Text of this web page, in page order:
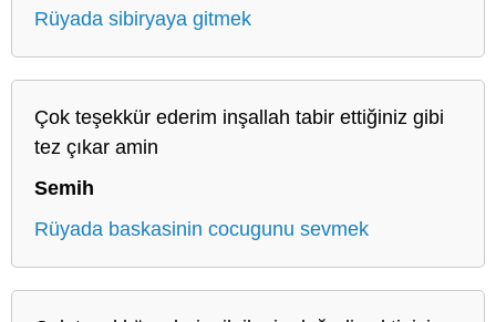
Rüyada sibiryaya gitmek
Çok teşekkür ederim inşallah tabir ettiğiniz gibi
tez çıkar amin
Semih
Rüyada baskasinin cocugunu sevmek